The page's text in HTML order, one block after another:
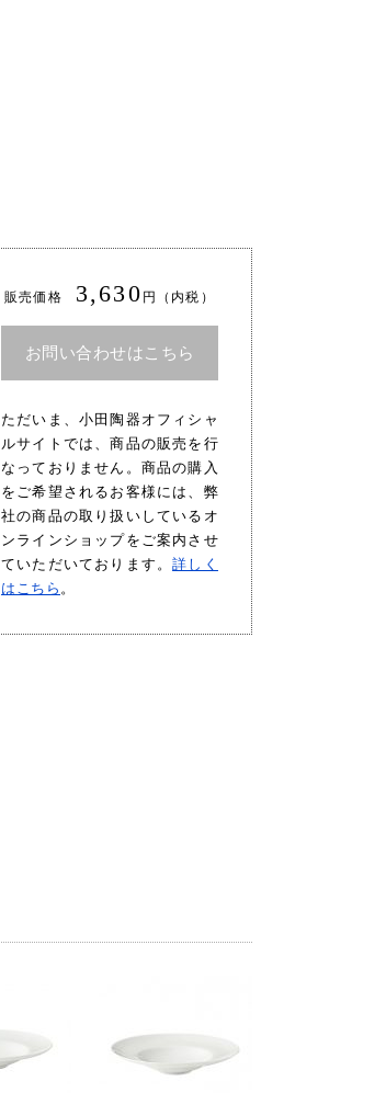
販売価格 3,630 円（内税）
お問い合わせはこちら
ただいま、小田陶器オフィシャ
ルサイトでは、商品の販売を行
なっておりません。商品の購入
をご希望されるお客様には、弊
社の商品の取り扱いしているオ
ンラインショップをご案内させ
ていただいております。詳しく
はこちら 。